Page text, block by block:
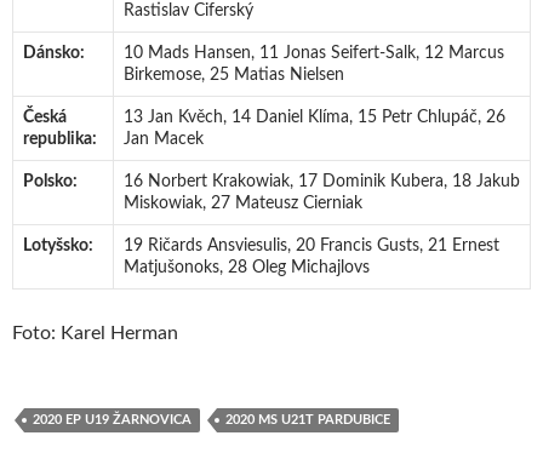
Rastislav Ciferský
Dánsko:
10 Mads Hansen, 11 Jonas Seifert-Salk, 12 Marcus
Birkemose, 25 Matias Nielsen
Česká
republika:
13 Jan Kvěch, 14 Daniel Klíma, 15 Petr Chlupáč, 26
Jan Macek
Polsko:
16 Norbert Krakowiak, 17 Dominik Kubera, 18 Jakub
Miskowiak, 27 Mateusz Cierniak
Lotyšsko:
19 Ričards Ansviesulis, 20 Francis Gusts, 21 Ernest
Matjušonoks, 28 Oleg Michajlovs
Foto: Karel Herman
2020 EP U19 ŽARNOVICA 2020 MS U21T PARDUBICE